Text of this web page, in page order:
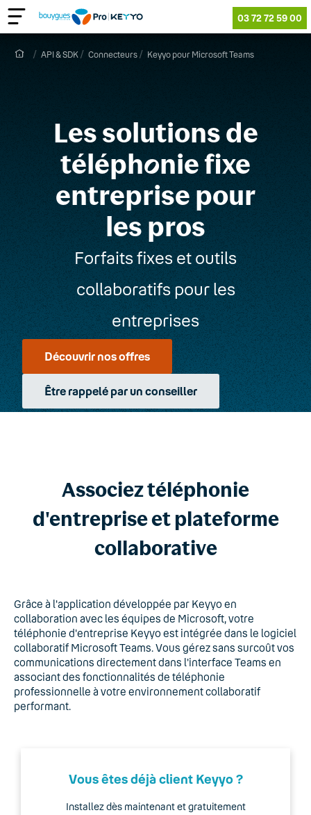
03 72 72 59 00
API & SDK Connecteurs Keyyo pour Microsoft Teams
Les solutions de
téléphonie fixe
entreprise pour
les pros
Forfaits fixes et outils
collaboratifs pour les
entreprises
Découvrir nos offres
Être rappelé par un conseiller
Associez téléphonie
d'entreprise et plateforme
collaborative
Grâce à l'application développée par Keyyo en
collaboration avec les équipes de Microsoft, votre
téléphonie d'entreprise Keyyo est intégrée dans le logiciel
collaboratif Microsoft Teams. Vous gérez sans surcoût vos
communications directement dans l'interface Teams en
associant des fonctionnalités de téléphonie
professionnelle à votre environnement collaboratif
performant.
Vous êtes déjà client Keyyo ?
Installez dès maintenant et gratuitement